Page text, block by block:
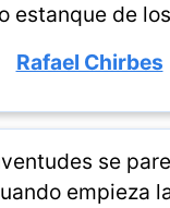
estanque de
Rafael Chirbes
se
empieza